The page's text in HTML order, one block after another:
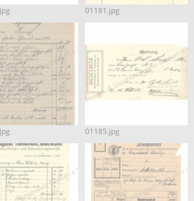
01181.jpg
01185.jpg